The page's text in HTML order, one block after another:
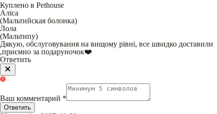
Куплено в Pethouse
Аліса
(Мальтийская болонка)
Лола
(Мальтипу)
Дякую, обслуговування на вищому рівні, все швидко доставили
,приємно за подаруночок❤️
Ответить
Ваш комментарий *
Ответить